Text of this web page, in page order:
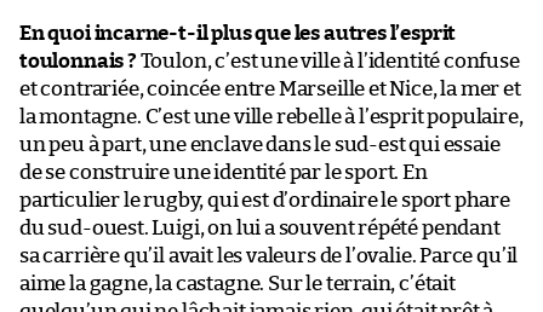
En quoi incarne-t-il plus que les autres l’esprit
toulonnais ? Toulon, c’est une ville à l’identité confuse
et contrariée, coincée entre Marseille et Nice, la mer et
la montagne. C’est une ville rebelle à l’esprit populaire,
un peu à part, une enclave dans le sud-est qui essaie
de se construire une identité par le sport. En
particulier le rugby, qui est d’ordinaire le sport phare
du sud-ouest. Luigi, on lui a souvent répété pendant
sa carrière qu’il avait les valeurs de l’ovalie. Parce qu’il
aime la gagne, la castagne. Sur le terrain, c’était